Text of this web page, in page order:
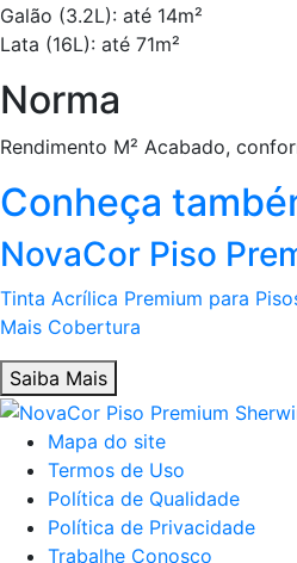
Galão (3.2L): até 14m²
Lata (16L): até 71m²
Norma
Rendimento M² Acabado,
Conheça
NovaCor Piso
Tinta Acrílica Premium para
Mais Cobertura
Saiba Mais
Mapa do site
Termos de Uso
Política de Qualidade
Política de Privacidade
Trabalhe Conosco